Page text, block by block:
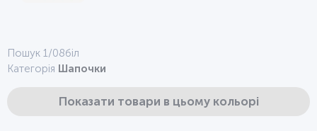
Пошук 1/08біл
Категорія Шапочки
Показати товари в цьому кольорі